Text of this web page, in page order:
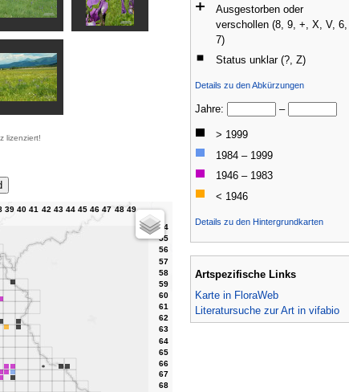
lizenziert!
Ausgestorben oder
verschollen (8, 9, +, X, V, 6,
7)
Status unklar (?, Z)
Details zu den Abkürzungen
Jahre: –
> 1999
1984 – 1999
1946 – 1983
< 1946
Details zu den Hintergrundkarten
Artspezifische Links
Karte in FloraWeb
Literatursuche zur Art in vifabio